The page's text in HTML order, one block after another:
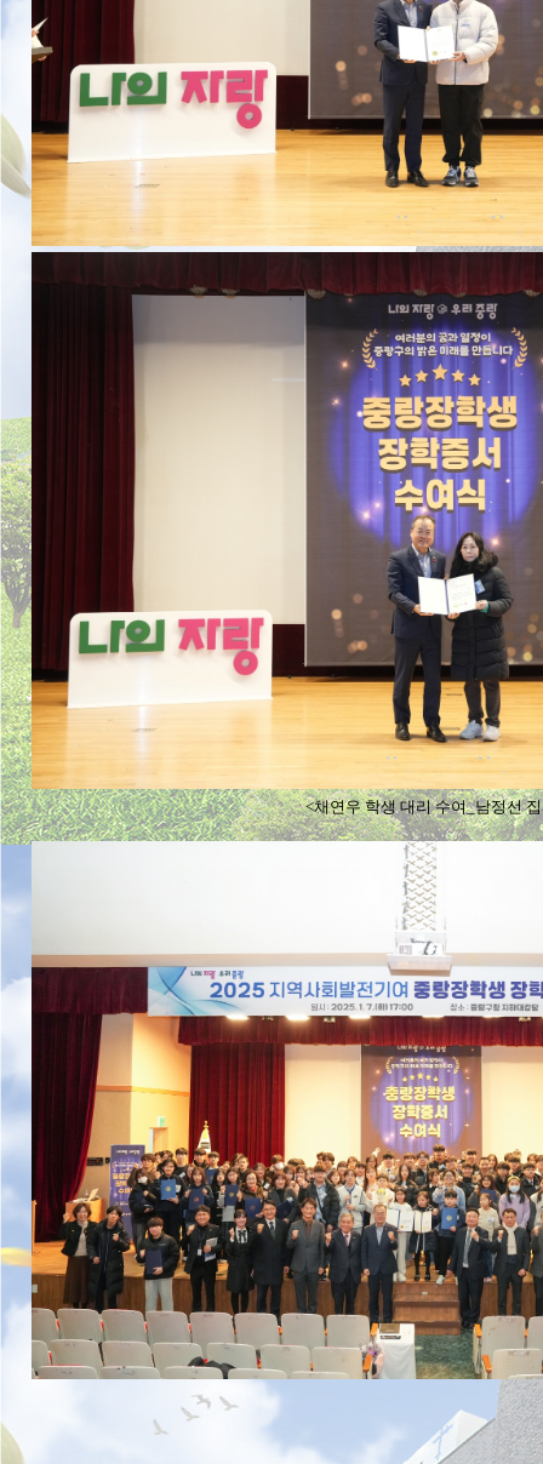
<채연우 학생 대리 수여_남정선